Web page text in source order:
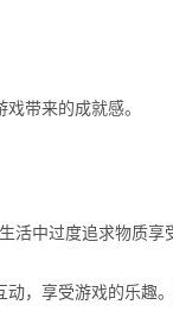
带来的成就感。
中过度追求物质享
，享受游戏的乐趣